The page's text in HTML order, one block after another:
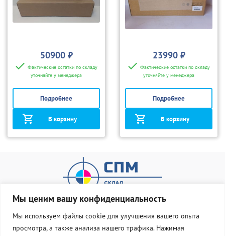
Мы ценим вашу конфиденциальность
Мы используем файлы cookie для улучшения вашего опыта
просмотра, а также анализа нашего трафика. Нажимая
50900 ₽
Фактические остатки по складу
уточняйте у менеджера
Подробнее
В корзину
23990 ₽
Фактические остатки по складу
уточняйте у менеджера
Подробнее
В корзину
О нас Оплата и доставка